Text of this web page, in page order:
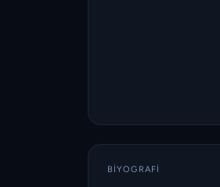
BIYOGRAFI